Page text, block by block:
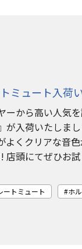
ミュート入荷
ーから高い人気
が入荷いたしま
よくクリアな音
頭にてぜひお試
ートミュート
ホ